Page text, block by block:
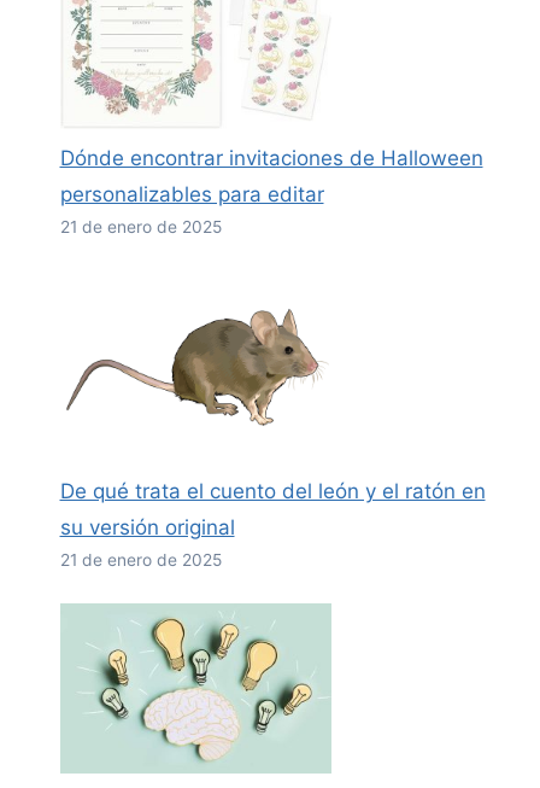
Dónde encontrar invitaciones de Halloween
personalizables para editar
21 de enero de 2025
De qué trata el cuento del león y el ratón en
su versión original
21 de enero de 2025